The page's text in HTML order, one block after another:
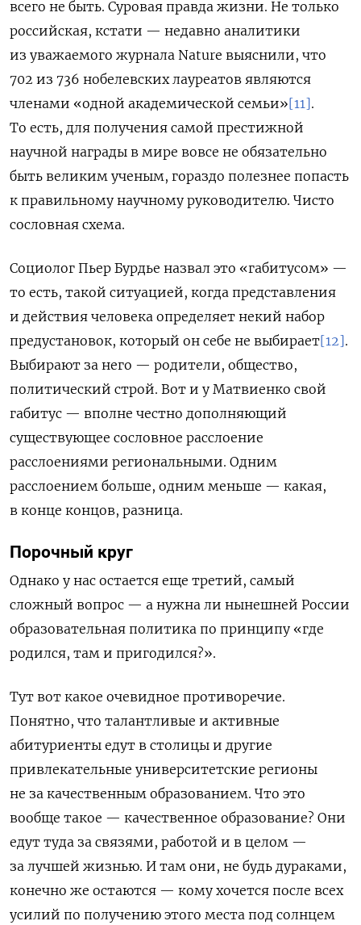
всего не быть. Суровая правда жизни. Не только
российская, кстати — недавно аналитики
из уважаемого журнала Nature выяснили, что
702 из 736 нобелевских лауреатов являются
членами «одной академической семьи»[11].
То есть, для получения самой престижной
научной награды в мире вовсе не обязательно
быть великим ученым, гораздо полезнее попасть
к правильному научному руководителю. Чисто
сословная схема.
Социолог Пьер Бурдье назвал это «габитусом» —
то есть, такой ситуацией, когда представления
и действия человека определяет некий набор
предустановок, который он себе не выбирает[12].
Выбирают за него — родители, общество,
политический строй. Вот и у Матвиенко свой
габитус — вполне честно дополняющий
существующее сословное расслоение
расслоениями региональными. Одним
расслоением больше, одним меньше — какая,
в конце концов, разница.
Порочный круг
Однако у нас остается еще третий, самый
сложный вопрос — а нужна ли нынешней России
образовательная политика по принципу «где
родился, там и пригодился?».
Тут вот какое очевидное противоречие.
Понятно, что талантливые и активные
абитуриенты едут в столицы и другие
привлекательные университетские регионы
не за качественным образованием. Что это
вообще такое — качественное образование? Они
едут туда за связями, работой и в целом —
за лучшей жизнью. И там они, не будь дураками,
конечно же остаются — кому хочется после всех
усилий по получению этого места под солнцем